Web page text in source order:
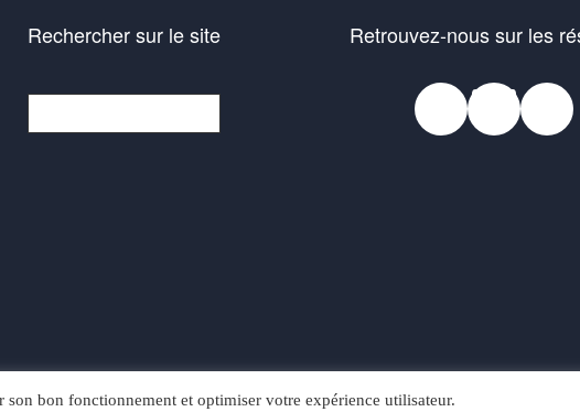
Rechercher sur le site Retrouvez-nous sur les
bon fonctionnement et optimiser votre expérience utilisateur.